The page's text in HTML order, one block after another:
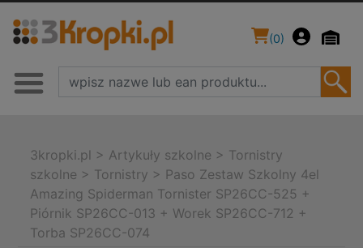
(0)
3kropki.pl > Artykuły szkolne > Tornistry
szkolne > Tornistry > Paso Zestaw Szkolny 4el
Amazing Spiderman Tornister SP26CC-525 +
Piórnik SP26CC-013 + Worek SP26CC-712 +
Torba SP26CC-074